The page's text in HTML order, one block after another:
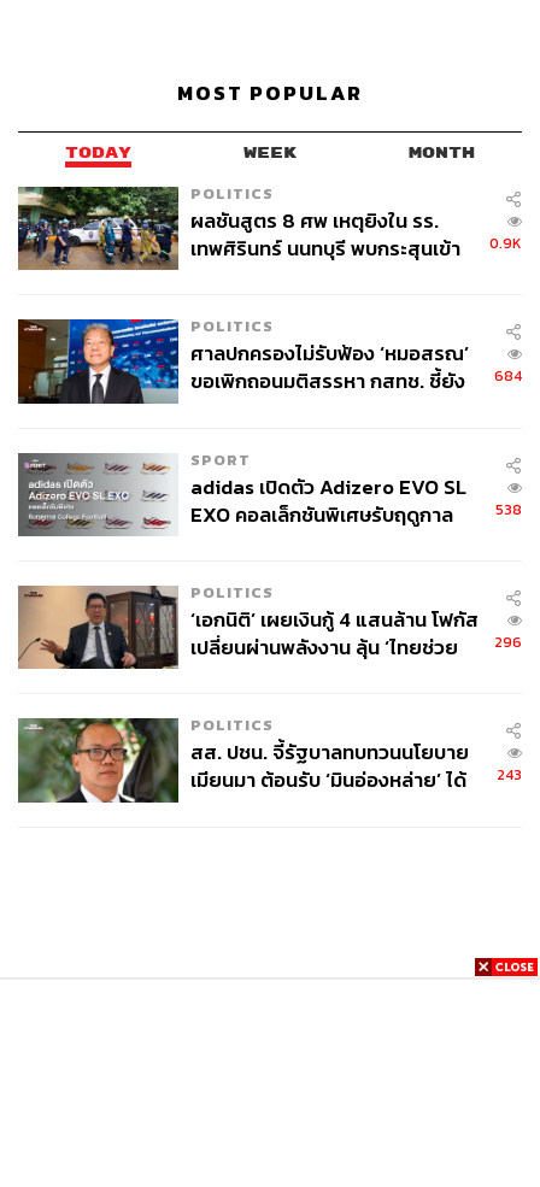
MOST POPULAR
TODAY WEEK MONTH
POLITICS
ผลชันสูตร 8 ศพ เหตุยิงใน รร.
เทพศิรินทร์ นนทบุรี พบกระสุนเข้า
0.9K
POLITICS
ศาลปกครองไม่รับฟ้อง ‘หมอสรณ’
ขอเพิกถอนมติสรรหา กสทช. ชี้ยัง
684
SPORT
adidas เปิดตัว Adizero EVO SL
EXO คอลเล็กชันพิเศษรับฤดูกาล
538
POLITICS
‘เอกนิติ’ เผยเงินกู้ 4 แสนล้าน โฟกัส
เปลี่ยนผ่านพลังงาน ลุ้น ‘ไทยช่วย
296
POLITICS
สส. ปชน. จี้รัฐบาลทบทวนนโยบาย
เมียนมา ต้อนรับ ‘มินอ่องหล่าย’ ได้
243